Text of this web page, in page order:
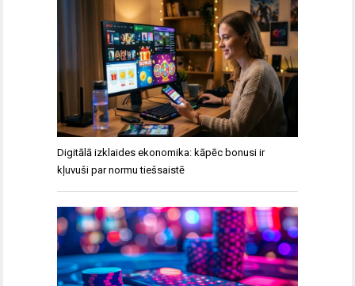
Digitālā izklaides ekonomika: kāpēc bonusi ir
kļuvuši par normu tiešsaistē